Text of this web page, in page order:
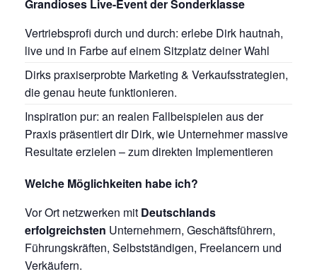
Grandioses Live-Event der Sonderklasse
Vertriebsprofi durch und durch: erlebe Dirk hautnah,
live und in Farbe auf einem Sitzplatz deiner Wahl
Dirks praxiserprobte Marketing & Verkaufsstrategien,
die genau heute funktionieren.
Inspiration pur: an realen Fallbeispielen aus der
Praxis präsentiert dir Dirk, wie Unternehmer massive
Resultate erzielen – zum direkten Implementieren
Welche Möglichkeiten habe ich?
Vor Ort netzwerken mit Deutschlands
erfolgreichsten Unternehmern, Geschäftsführern,
Führungskräften, Selbstständigen, Freelancern und
Verkäufern.